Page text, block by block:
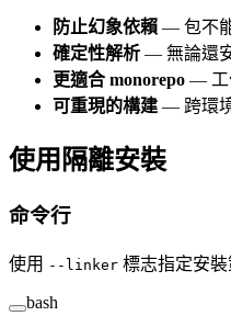
防止幻象依賴 — 包不
確定性解析 — 無論還
更適合 monorepo — 工
可重現的構建 — 跨環
使用隔離安裝
命令行
使用 --linker 標志指定安裝
bash